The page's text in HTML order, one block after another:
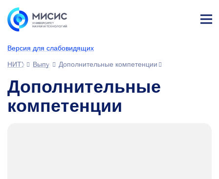
Версия для слабовидящих
НИТУ МИСИСВыпускникамДополнительные компетенции
Дополнительные
компетенции